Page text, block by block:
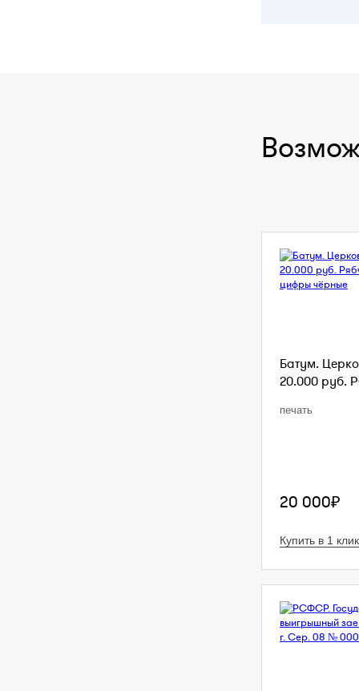
Батум.
20.000 руб.
печать
20 000₽
Купить в 1 клик